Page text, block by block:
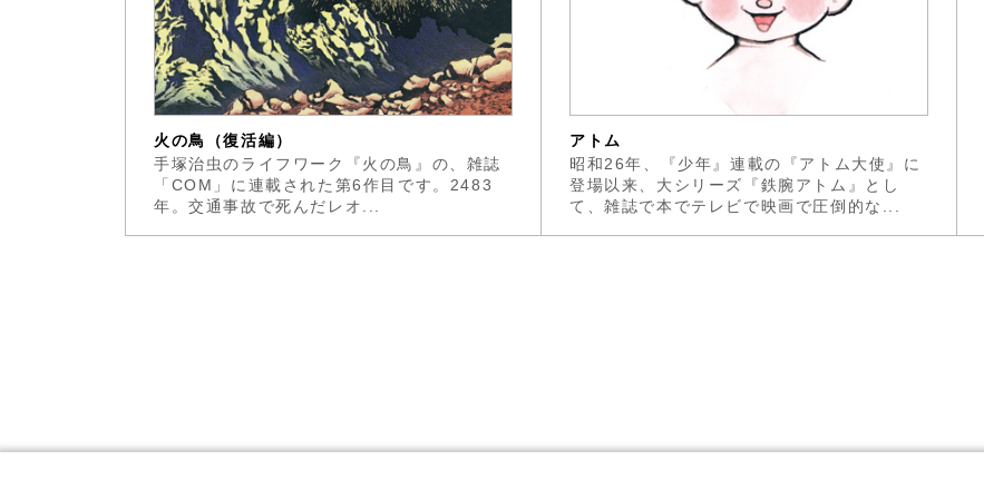
火の鳥（復活編）
手塚治虫のライフワーク『火の鳥』の、雑誌
「COM」に連載された第6作目です。2483
年。交通事故で死んだレオ...
アトム
昭和26年、『少年』連載の『アトム大使』に
登場以来、大シリーズ『鉄腕アトム』とし
て、雑誌で本でテレビで映画で圧倒的な...